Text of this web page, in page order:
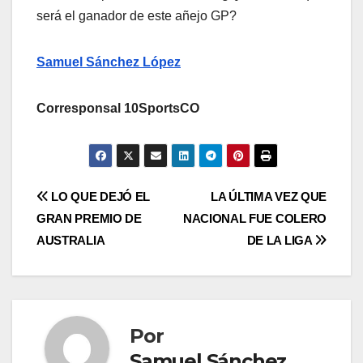
será el ganador de este añejo GP?
Samuel Sánchez López
Corresponsal 10SportsCO
LA ÚLTIMA VEZ QUE
NACIONAL FUE COLERO
DE LA LIGA
LO QUE DEJÓ EL
GRAN PREMIO DE
AUSTRALIA
Por